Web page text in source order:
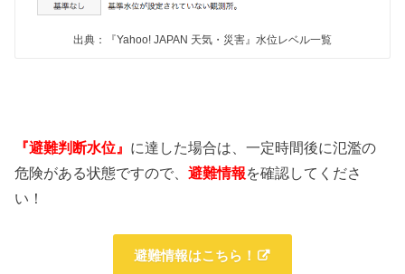
出典：『Yahoo! JAPAN 天気・災害』水位レベル一覧
『避難判断水位』 に達した場合は、一定時間後に氾濫の
危険がある状態ですので、避難情報を確認してくださ
い！
避難情報はこちら！